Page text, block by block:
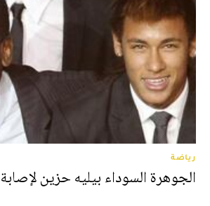
رياضة
الجوهرة السوداء بيليه حزين لإصابة